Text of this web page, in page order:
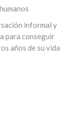
informal y
para conseguir
años de su vida